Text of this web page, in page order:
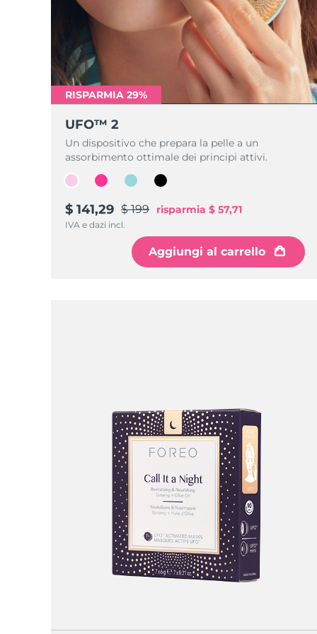
RISPARMIA 29%
UFO™ 2
Un dispositivo che prepara la pelle a un
assorbimento ottimale dei principi attivi.
$ 141,29 $ 199 risparmia $ 57,71
IVA e dazi incl.
Aggiungi al carrello